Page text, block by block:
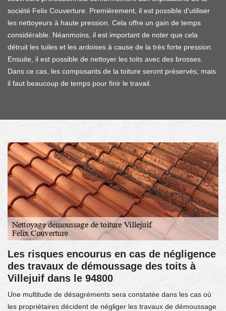
société Felix Couverture. Premièrement, il est possible d'utiliser
les nettoyeurs à haute pression. Cela offre un gain de temps
considérable. Néanmoins, il est important de noter que cela
détruit les tuiles et les ardoises à cause de la très forte pression.
Ensuite, il est possible de nettoyer les toits avec des brosses.
Dans ce cas, les composants de la toiture seront préservés, mais
il faut beaucoup de temps pour finir le travail.
Les risques encourus en cas de négligence
des travaux de démoussage des toits à
Villejuif dans le 94800
Une multitude de désagréments sera constatée dans les cas où
les propriétaires décident de négliger les travaux de démoussage